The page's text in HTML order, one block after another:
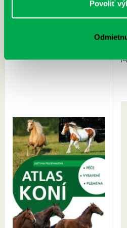
Povoliť
Rudź, Przemyslaw: Atlas hviezd: